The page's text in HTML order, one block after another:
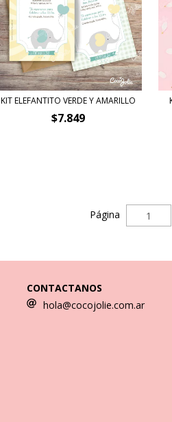
KIT ELEFANTITO VERDE Y AMARILLO
$7.849
Página
CONTACTANOS
hola@cocojolie.com.ar